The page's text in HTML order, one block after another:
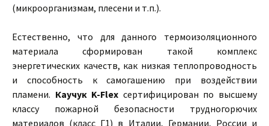
(микроорганизмам, плесени и т.п.).
Естественно, что для данного термоизоляционного
материала сформирован такой комплекс
энергетических качеств, как низкая теплопроводность
и способность к самогашению при воздействии
пламени. Каучук K-Flex сертифицирован по высшему
классу пожарной безопасности трудногорючих
материалов (класс Г1) в Италии, Германии, России и